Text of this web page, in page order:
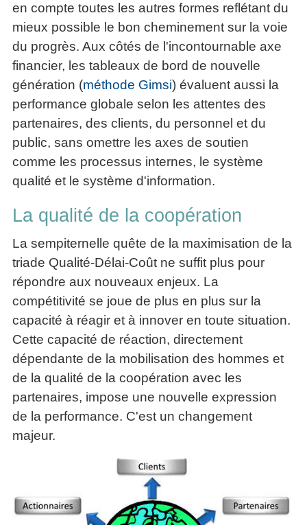
en compte toutes les autres formes reflétant du
mieux possible le bon cheminement sur la voie
du progrès. Aux côtés de l'incontournable axe
financier, les tableaux de bord de nouvelle
génération (méthode Gimsi) évaluent aussi la
performance globale selon les attentes des
partenaires, des clients, du personnel et du
public, sans omettre les axes de soutien
comme les processus internes, le système
qualité et le système d'information.
La qualité de la coopération
La sempiternelle quête de la maximisation de la
triade Qualité-Délai-Coût ne suffit plus pour
répondre aux nouveaux enjeux. La
compétitivité se joue de plus en plus sur la
capacité à réagir et à innover en toute situation.
Cette capacité de réaction, directement
dépendante de la mobilisation des hommes et
de la qualité de la coopération avec les
partenaires, impose une nouvelle expression
de la performance. C'est un changement
majeur.